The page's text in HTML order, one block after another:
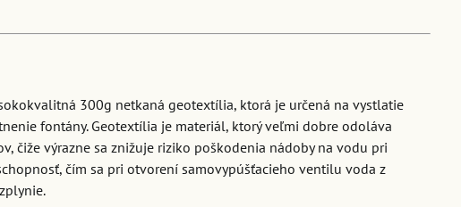
300g netkaná geotextília, ktorá je určená na vystlatie
fontány. Geotextília je materiál, ktorý veľmi dobre odoláva
čiže výrazne sa znižuje riziko poškodenia nádoby na vodu pri
čím sa pri otvorení samovypúšťacieho ventilu voda z